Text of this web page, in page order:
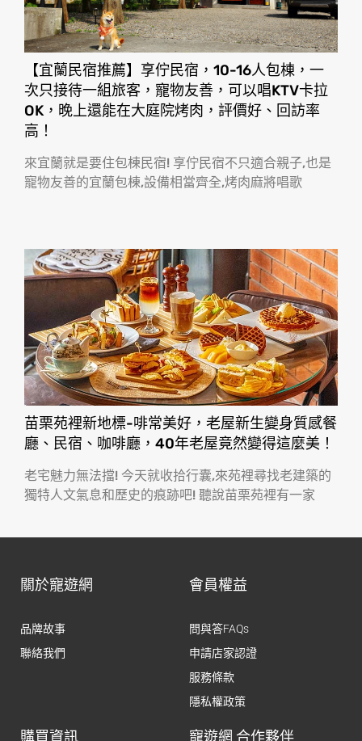
【宜蘭民宿推薦】享佇民宿，10-16人包棟，一
次只接待一組旅客，寵物友善，可以唱KTV卡拉
OK，晚上還能在大庭院烤肉，評價好、回訪率
高！
來宜蘭就是要住包棟民宿! 享佇民宿不只適合親子,也是
寵物友善的宜蘭包棟,設備相當齊全,烤肉麻將唱歌
苗栗苑裡新地標-啡常美好，老屋新生變身質感餐
廳、民宿、咖啡廳，40年老屋竟然變得這麼美！
老宅魅力無法擋! 今天就收拾行囊,來苑裡尋找老建築的
獨特人文氣息和歷史的痕跡吧! 聽說苗栗苑裡有一家
關於寵遊網
品牌故事
聯絡我們
會員權益
問與答FAQs
申請店家認證
服務條款
隱私權政策
購買資訊 寵遊網 合作夥伴